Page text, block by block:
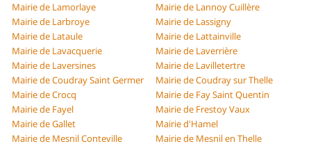
Mairie de Lamorlaye
Mairie de Lannoy Cuillère
Mairie de Larbroye
Mairie de Lassigny
Mairie de Lataule
Mairie de Lattainville
Mairie de Lavacquerie
Mairie de Laverrière
Mairie de Laversines
Mairie de Lavilletertre
Mairie de Coudray Saint Germer
Mairie de Coudray sur Thelle
Mairie de Crocq
Mairie de Fay Saint Quentin
Mairie de Fayel
Mairie de Frestoy Vaux
Mairie de Gallet
Mairie d'Hamel
Mairie de Mesnil Conteville
Mairie de Mesnil en Thelle